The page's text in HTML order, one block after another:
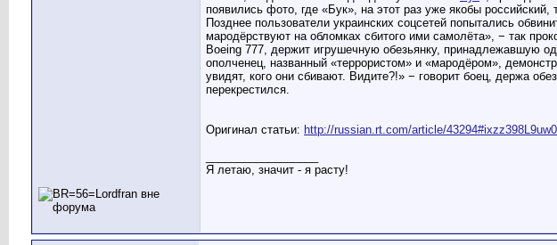
появились фото, где «Бук», на этот раз уже якобы российский,
Позднее пользователи украинских соцсетей попытались
мародёрствуют на обломках сбитого ими самолёта», − так
Boeing 777, держит игрушечную обезьянку, принадлежавшую
ополченец, названный «террористом» и «мародёром»,
увидят, кого они сбивают. Видите?!» − говорит боец, держа
перекрестился.
Оригинал статьи: http://russian.rt.com/article/
Я летаю, значит - я расту!